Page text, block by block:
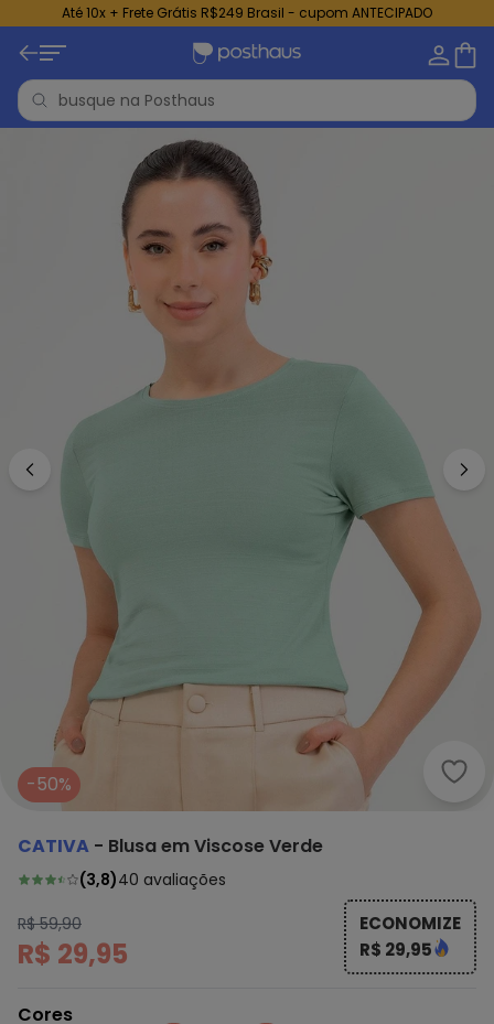
Até 10x + Frete Grátis R$249 Brasil - cupom ANTECIPADO
-50%
CATIVA - Blusa em Viscose Verde
(3,8)40 avaliações
R$ 59,90
R$ 29,95
ECONOMIZE
R$ 29,95
Cores